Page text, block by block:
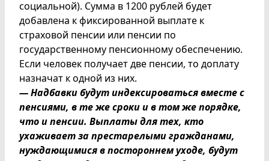
социальной). Сумма в 1200 рублей будет
добавлена к фиксированной выплате к
страховой пенсии или пенсии по
государственному пенсионному обеспечению.
Если человек получает две пенсии, то доплату
назначат к одной из них.
— Надбавки будут индексироваться вместе с
пенсиями, в те же сроки и в том же порядке,
что и пенсии. Выплаты для тех, кто
ухаживает за престарелыми гражданами,
нуждающимися в постороннем уходе, будут